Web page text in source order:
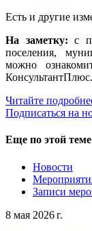
Есть и другие
На заметку: с
поселения,
можно
КонсультантПлюс.
Читайте
Подписаться на
Еще по этой теме
Новости
Записи
8 мая 2026 г.